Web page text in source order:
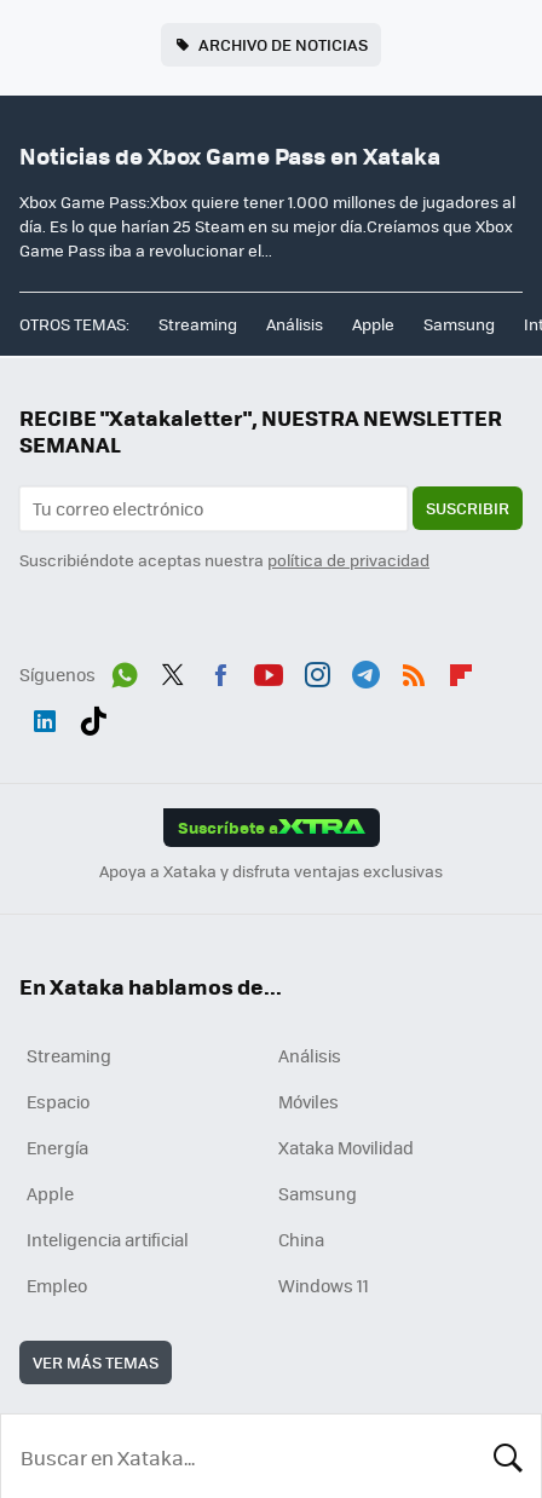
ARCHIVO DE NOTICIAS
Noticias de Xbox Game Pass en Xataka
Xbox Game Pass:Xbox quiere tener 1.000 millones de jugadores al
día. Es lo que harían 25 Steam en su mejor día.Creíamos que Xbox
Game Pass iba a revolucionar el...
OTROS TEMAS: Streaming Análisis Apple Samsung
RECIBE "Xatakaletter", NUESTRA NEWSLETTER
SEMANAL
SUSCRIBIR
Suscribiéndote aceptas nuestra política de privacidad
Síguenos
Suscríbete a
Apoya a Xataka y disfruta ventajas exclusivas
En Xataka hablamos de...
Streaming
Análisis
Espacio
Móviles
Energía
Xataka Movilidad
Apple
Samsung
Inteligencia artificial
China
Empleo
Windows 11
VER MÁS TEMAS